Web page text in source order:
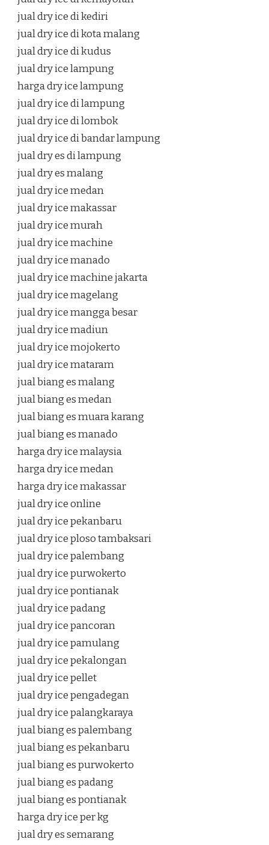
jual dry ice di kediri
jual dry ice di kota malang
jual dry ice di kudus
jual dry ice lampung
harga dry ice lampung
jual dry ice di lampung
jual dry ice di lombok
jual dry ice di bandar lampung
jual dry es di lampung
jual dry es malang
jual dry ice medan
jual dry ice makassar
jual dry ice murah
jual dry ice machine
jual dry ice manado
jual dry ice machine jakarta
jual dry ice magelang
jual dry ice mangga besar
jual dry ice madiun
jual dry ice mojokerto
jual dry ice mataram
jual biang es malang
jual biang es medan
jual biang es muara karang
jual biang es manado
harga dry ice malaysia
harga dry ice medan
harga dry ice makassar
jual dry ice online
jual dry ice pekanbaru
jual dry ice ploso tambaksari
jual dry ice palembang
jual dry ice purwokerto
jual dry ice pontianak
jual dry ice padang
jual dry ice pancoran
jual dry ice pamulang
jual dry ice pekalongan
jual dry ice pellet
jual dry ice pengadegan
jual dry ice palangkaraya
jual biang es palembang
jual biang es pekanbaru
jual biang es purwokerto
jual biang es padang
jual biang es pontianak
harga dry ice per kg
jual dry es semarang